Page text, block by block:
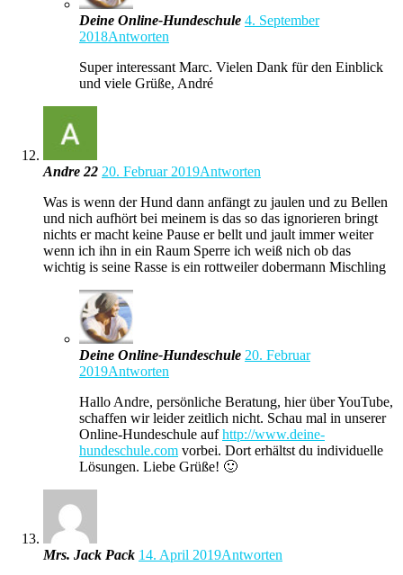
Deine Online-Hundeschule 4. September
2018Antworten
Super interessant Marc. Vielen Dank für den Einblick
und viele Grüße, André
Andre 22 20. Februar 2019Antworten
Was is wenn der Hund dann anfängt zu jaulen und zu Bellen
und nich aufhört bei meinem is das so das ignorieren bringt
nichts er macht keine Pause er bellt und jault immer weiter
wenn ich ihn in ein Raum Sperre ich weiß nich ob das
wichtig is seine Rasse is ein rottweiler dobermann Mischling
Deine Online-Hundeschule 20. Februar
2019Antworten
Hallo Andre, persönliche Beratung, hier über YouTube,
schaffen wir leider zeitlich nicht. Schau mal in unserer
Online-Hundeschule aufhttp://www.deine-
hundeschule.com vorbei. Dort erhältst du individuelle
Lösungen. Liebe Grüße! 🙂
Mrs. Jack Pack 14. April 2019Antworten